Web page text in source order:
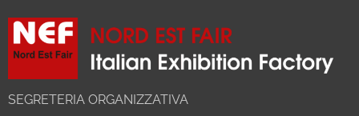
SEGRETERIA ORGANIZZATIVA